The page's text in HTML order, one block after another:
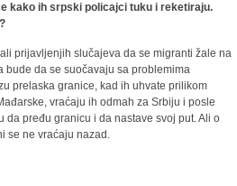
kako ih srpski policajci tuku i reketiraju.
prijavljenjih slučajeva da se migranti žale na
bude da se suočavaju sa problemima
prelaska granice, kad ih uhvate prilikom
vraćaju ih odmah za Srbiju i posle
pređu granicu i da nastave svoj put. Ali o
se ne vraćaju nazad.